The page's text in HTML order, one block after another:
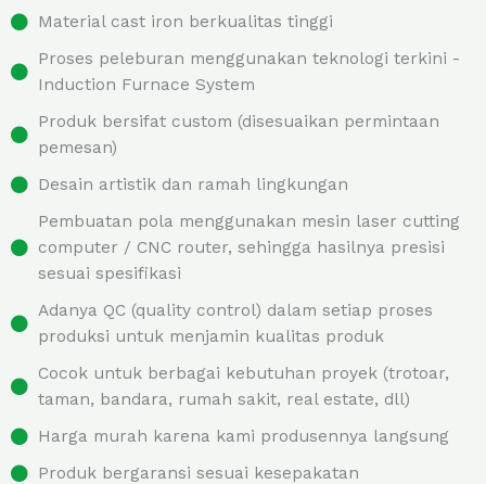
Material cast iron berkualitas tinggi
Proses peleburan menggunakan teknologi terkini -
Induction Furnace System
Produk bersifat custom (disesuaikan permintaan
pemesan)
Desain artistik dan ramah lingkungan
Pembuatan pola menggunakan mesin laser cutting
computer / CNC router, sehingga hasilnya presisi
sesuai spesifikasi
Adanya QC (quality control) dalam setiap proses
produksi untuk menjamin kualitas produk
Cocok untuk berbagai kebutuhan proyek (trotoar,
taman, bandara, rumah sakit, real estate, dll)
Harga murah karena kami produsennya langsung
Produk bergaransi sesuai kesepakatan